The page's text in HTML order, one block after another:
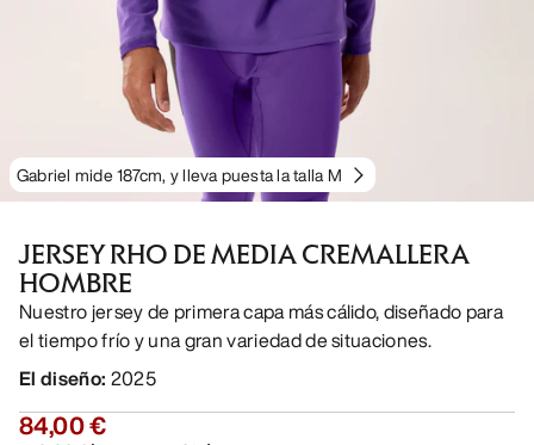
Gabriel mide 187cm, y lleva puesta la talla M
JERSEY RHO DE MEDIA CREMALLERA
HOMBRE
Nuestro jersey de primera capa más cálido, diseñado para
el tiempo frío y una gran variedad de situaciones.
El diseño: 2025
84,00 €